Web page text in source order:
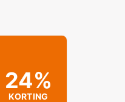
24%
KORTING